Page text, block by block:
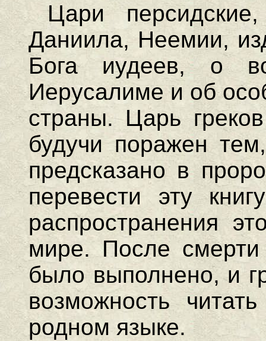
Цари
Даниила, Неемии,
Бога иудеев, о
Иерусалиме и об
страны. Царь
будучи поражен
предсказано в
перевести эту
распространения
мире. После
было выполнено, и
возможность
родном языке.